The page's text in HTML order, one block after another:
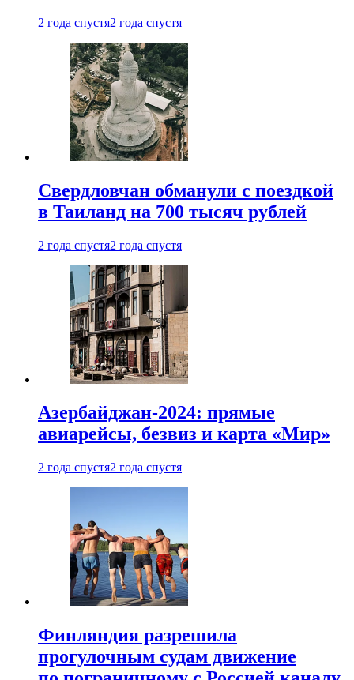
2 года спустя2 года спустя
Свердловчан обманули с поездкой
в Таиланд на 700 тысяч рублей
2 года спустя2 года спустя
Азербайджан-2024: прямые
авиарейсы, безвиз и карта «Мир»
2 года спустя2 года спустя
Финляндия разрешила
прогулочным судам движение